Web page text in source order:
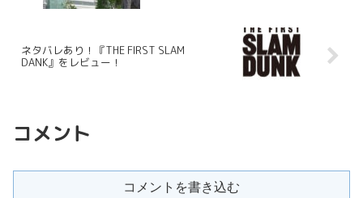
ネタバレあり！『THE FIRST SLAM
DANK』をレビュー！
コメント
コメントを書き込む